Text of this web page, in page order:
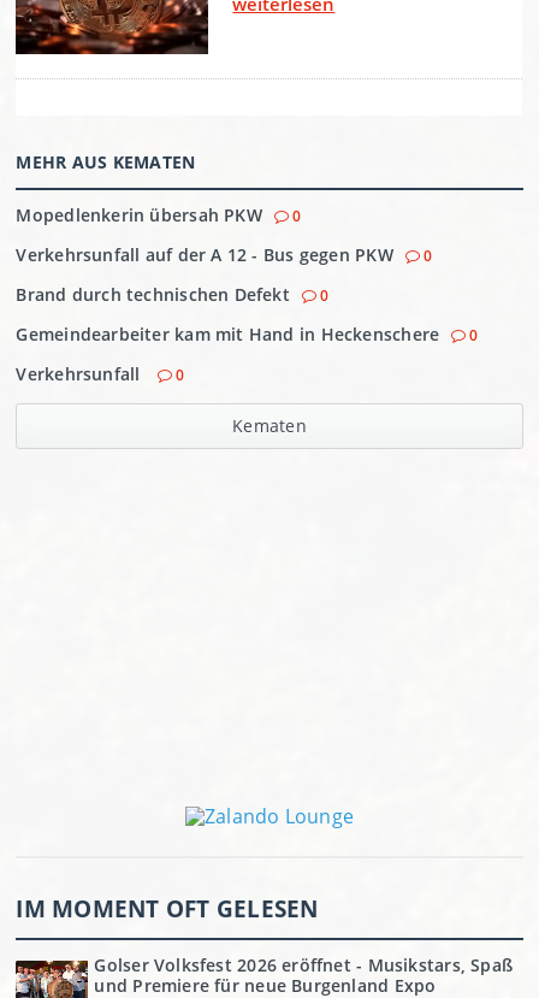
MEHR AUS KEMATEN
Mopedlenkerin übersah PKW 0
Verkehrsunfall auf der A 12 - Bus gegen PKW 0
Brand durch technischen Defekt 0
Gemeindearbeiter kam mit Hand in Heckenschere 0
Verkehrsunfall 0
Kematen
IM MOMENT OFT GELESEN
Golser Volksfest 2026 eröffnet - Musikstars, Spaß
und Premiere für neue Burgenland Expo